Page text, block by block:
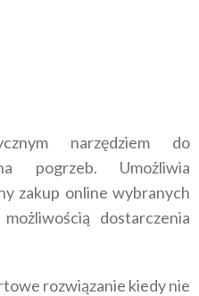
narzędziem do
pogrzeb. Umożliwia
zakup online wybranych
możliwością dostarczenia
rozwiązanie kiedy nie